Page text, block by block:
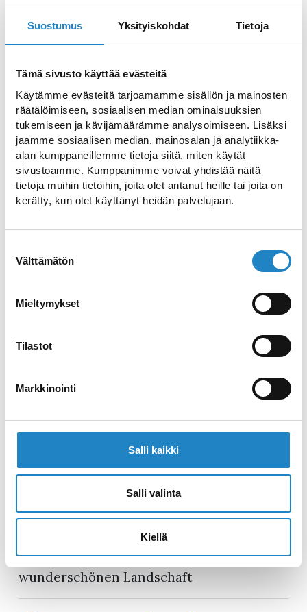
Suostumus Yksityiskohdat Tietoja
Tämä sivusto käyttää evästeitä
Käytämme evästeitä tarjoamamme sisällön ja mainosten
räätälöimiseen, sosiaalisen median ominaisuuksien
tukemiseen ja kävijämäärämme analysoimiseen. Lisäksi
jaamme sosiaalisen median, mainosalan ja analytiikka-
alan kumppaneillemme tietoja siitä, miten käytät
sivustoamme. Kumppanimme voivat yhdistää näitä
tietoja muihin tietoihin, joita olet antanut heille tai joita on
kerätty, kun olet käyttänyt heidän palvelujaan.
valinta
Välttämätön
Mieltymykset
Tilastot
Markkinointi
Salli kaikki
Salli valinta
Kiellä
Oktober!
Angry Birds Activity Park
Ein Indoor-Aktivitätspark für die ganze
Familie
Kummakivi Findling
Ein faszinierende Findling der auf einem
Karting – Tuplakasi-Action
Go-Kart für alle Altersgruppen
Karhumäki Pumptrack
Hotel Hirsiranta
Genießen Sie einen erholsamen
Aufenthalt im Hotel Hirsiranta an den
Restaurant Hirsiranta
Genießen Sie Köstlichkeiten in einer
wunderschönen Landschaft